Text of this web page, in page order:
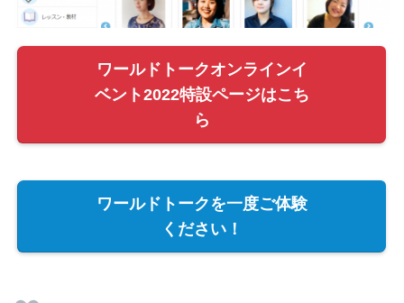
ワールドトークオンラインイ
ベント2022特設ページはこち
ら
ワールドトークを一度ご体験
ください！